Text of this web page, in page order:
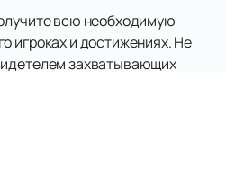
всю необходимую
игроках и достижениях. Не
захватывающих